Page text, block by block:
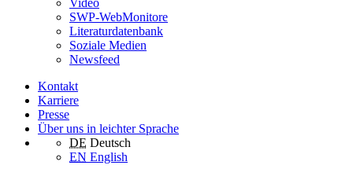
Video
SWP-WebMonitore
Literaturdatenbank
Soziale Medien
Newsfeed
Kontakt
Karriere
Presse
Über uns in leichter Sprache
DE Deutsch
EN English